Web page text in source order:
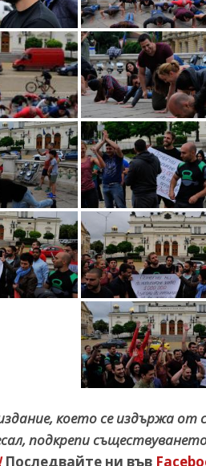
което се издържа
подкрепи
Последвайте ни във